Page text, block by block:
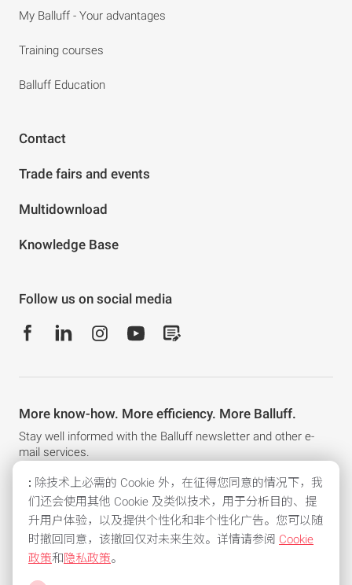
My Balluff - Your advantages
Training courses
Balluff Education
Contact
Trade fairs and events
Multidownload
Knowledge Base
Follow us on social media
More know-how. More efficiency. More Balluff.
Stay well informed with the Balluff newsletter and other e-
mail services.
Subscribe to the newsletter now!
: 除技术上必需的 Cookie 外，在征得您同意的情况下，我
们还会使用其他 Cookie 及类似技术，用于分析目的、提
升用户体验，以及提供个性化和非个性化广告。您可以随
时撤回同意，该撤回仅对未来生效。详情请参阅 Cookie
政策和隐私政策。